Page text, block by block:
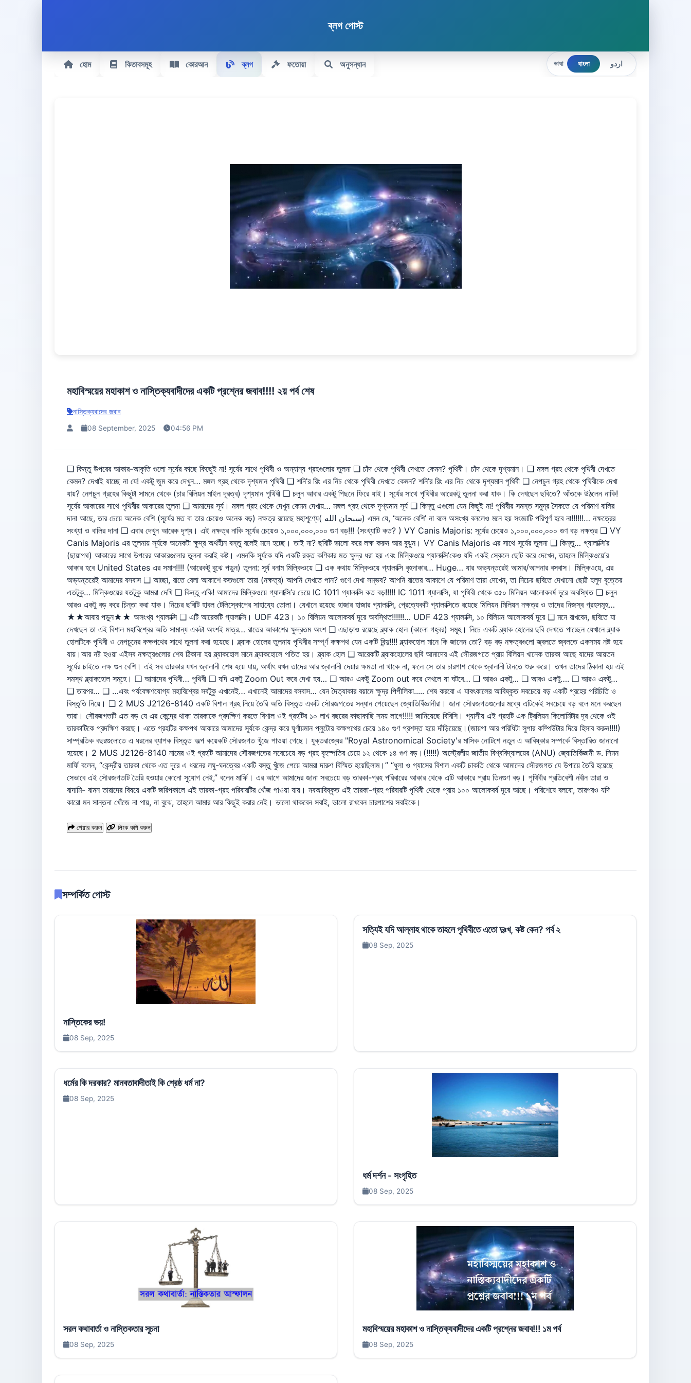
ব্লগ পোস্ট
হোম কিতাবসমূহ কোরআন ব্লগ ফতোয়া অনুসন্ধান ভাষা বাংলা اردو
মহাবিস্ময়ের মহাকাশ ও নাস্তিক্যবাদীদের একটি প্রশ্নের জবাব!!!! ২য় পর্ব শেষ
নাস্তিক্যবাদের জবাব
08 September, 2025 04:56 PM
❑ কিন্তু উপরের আকার-আকৃতি গুলো সূর্যের কাছে কিছুেই না! সূর্যের সাথে পৃথিবী ও অন্যান্য গ্রহগুলোর তুলনা ❑ চাঁদ থেকে পৃথিবী দেখতে কেমন? পৃথিবী। চাঁদ থেকে দৃশ্যমান। ❑ মঙ্গল গ্রহ থেকে পৃথিবী দেখতে
কেমন? দেখাই যাচ্ছে না যে! একটু জুম করে দেখুন… মঙ্গল গ্রহ থেকে দৃশ্যমান পৃথিবী ❑ শনি’র রিং এর নিচ থেকে পৃথিবী দেখতে কেমন? শনি’র রিং এর নিচ থেকে দৃশ্যমান পৃথিবী ❑ নেপচুন গ্রহ থেকে পৃথিবীকে দেখা
যায়? নেপচুন গ্রহের কিছুটা সামনে থেকে (চার বিলিয়ন মাইল দূরত্ব) দৃশ্যমান পৃথিবী ❑ চলুন আবার একটু পিছনে ফিরে যাই। সূর্যের সাথে পৃথিবীর আরেকটু তুলনা করা যাক। কি দেখছেন ছবিতে? আঁতকে উঠলেন নাকি!
সূর্যের আকারের সাথে পৃথিবীর আকারের তুলনা ❑ আমাদের সূর্য। মঙ্গল গ্রহ থেকে দেখুন কেমন দেখায়… মঙ্গল গ্রহ থেকে দৃশ্যমান সূর্য ❑ কিন্তু এগুলো যেন কিছুই না! পৃথিবীর সমস্ত সমুদ্র সৈকতে যে পরিমাণ বালির
দানা আছে, তার চেয়ে অনেক বেশি (সূর্যের মত বা তার চেয়েও অনেক বড়) নক্ষত্র রয়েছে মহাশূণ্যে( سبحان الله) এমন যে, ‘অনেক বেশি’ না বলে অসংখ্য বললেও মনে হয় সংজ্ঞাটি পরিপূর্ণ হবে না!!!!!!… নক্ষত্রের
সংখ্যা ও বালির দানা ❑ এবার দেখুন আরেক দৃশ্য। এই নক্ষত্র নাকি সূর্যের চেয়েও ১,০০০,০০০,০০০ গুণ বড়!!! (সংখ্যাটি কত? ) VY Canis Majoris: সূর্যের চেয়েও ১,০০০,০০০,০০০ গুণ বড় নক্ষত্র ❑ VY
Canis Majoris এর তুলনায় সূর্যকে অনেকটা ক্ষুদ্র অর্থহীন বস্তু বলেই মনে হচ্ছে। তাই না? ছবিটি ভালো করে লক্ষ করুন আর বুঝুন। VY Canis Majoris এর সাথে সূর্যের তুলনা ❑ কিন্তু… গ্যালাক্সি’র
(ছায়াপথ) আকারের সাথে উপরের আকারগুলোর তুলনা করাই কষ্ট। এমনকি সূর্যকে যদি একটি রক্ত কণিকার মত ক্ষুদ্র ধরা হয় এবং মিল্কিওয়ে গ্যালাক্সি’কেও যদি একই স্কেলে ছোট করে দেখেন, তাহলে মিল্কিওয়ে’র
আকার হবে United States এর সমান!!!! (আরেকটু বুঝে পড়ুন) তুলনা: সূর্য বনাম মিল্কিওয়ে ❑ এক কথায় মিল্কিওয়ে গ্যালাক্সি বৃহদাকার… Huge… যার অভ্যন্তরেই আমার/আপনার বসবাস। মিল্কিওয়ে, এর
অভ্যন্তরেই আমাদের বসবাস ❑ আচ্ছা, রাতে বেলা আকাশে কতগুলো তারা (নক্ষত্র) আপনি দেখতে পান? গুণে দেখা সম্ভব? আপনি রাতের আকাশে যে পরিমাণ তারা দেখেন, তা নিচের ছবিতে দেখানো ছোট্ট হলুদ বৃত্তের
এতটুকু… মিল্কিওয়ের যতটুকু আমরা দেখি ❑ কিন্তু একি! আমাদের মিল্কিওয়ে গ্যালাক্সি’র চেয়ে IC 1011 গ্যালাক্সি কত বড়!!!!! IC 1011 গ্যালাক্সি, যা পৃথিবী থেকে ৩৫০ মিলিয়ন আলোকবর্ষ দূরে অবস্থিত ❑ চলুন
আরও একটু বড় করে চিন্তা করা যাক। নিচের ছবিটি হাবল টেলিস্কোপের সাহায্যে তোলা। যেখানে রয়েছে হাজার হাজার গ্যালাক্সি, প্রেত্যেকটি গ্যালাক্সিতে রয়েছে মিলিয়ন মিলিয়ন নক্ষত্র ও তাদের নিজস্ব গ্রহসমূহ…
★★আবার পড়ুন★★ অসংখ্য গ্যালাক্সি ❑ এটি আরেকটি গ্যালাক্সি। UDF 423। ১০ বিলিয়ন আলোকবর্ষ দূরে অবস্থিত!!!!!!… UDF 423 গ্যালাক্সি, ১০ বিলিয়ন আলোকবর্ষ দূরে ❑ মনে রাখবেন, ছবিতে যা
দেখছেন তা এই বিশাল মহাবিশ্বের অতি সামান্য একটা অংশই মাত্র… রাতের আকাশের ক্ষুদ্রতম অংশ ❑ এছাড়াও রয়েছে ব্ল্যাক হোল (কালো গহ্বর) সমূহ। নিচে একটি ব্ল্যাক হোলের ছবি দেখতে পাচ্ছেন যেখানে ব্ল্যাক
হোলটিকে পৃথিবী ও নেপচুনের কক্ষপথের সাথে তুলনা করা হয়েছে। ব্ল্যাক হোলের তুলনায় পৃথিবীর সম্পূর্ণ কক্ষপথ যেন একটি বিন্দু!!!! ব্ল্যাকহোল মানে কি জানেন তো? বড় বড় নক্ষত্রগুলো জ্বলতে জ্বলতে একসময় নষ্ট হয়ে
যায়।আর নষ্ট হওয়া এইসব নক্ষত্রগুলোর শেষ ঠিকানা হয় ব্ল্যাকহোল মানে ব্ল্যাকহোলে পতিত হয়। ব্ল্যাক হোল ❑ আরেকটি ব্ল্যাকহোলের ছবি আমাদের এই সৌরজগতে প্রায় বিলিয়ন খানেক তারকা আছে যাদের আয়তন
সূর্যের চাইতে লক্ষ গুন বেশি। এই সব তারকার যখন জ্বালানী শেষ হয়ে যায়, অর্থাৎ যখন তাদের আর জ্বালানী দেয়ার ক্ষমতা না থাকে না, ফলে সে তার চারপাশ থেকে জ্বালানী টানতে শুরু করে। তখন তাদের ঠিকানা হয় এই
সমস্থ ব্ল্যাকহোল সমূহে। ❑ আমাদের পৃথিবী… পৃথিবী ❑ যদি একটু Zoom Out করে দেখা হয়… ❑ আরও একটু Zoom out করে দেখলে যা ঘটবে… ❑ আরও একটু… ❑ আরও একটু…. ❑ আরও একটু…
❑ তারপর… ❑ …এবং পর্যবেক্ষণযোগ্য মহাবিশ্বের সবটুকু এখানেই… এখানেই আমাদের বসবাস… যেন দৈত্যাকার বয়ামে ক্ষুদ্র পিপীলিকা..... শেষ করবো এ যাবৎকালের আবিষ্কৃত সবচেয়ে বড় একটি গ্রহের পরিচিতি ও
বিস্তৃতি নিয়ে। ❑ 2 MUS J2126-8140 একটি বিশাল গ্রহ নিয়ে তৈরি অতি বিস্তৃত একটি সৌরজগতের সন্ধান পেয়েছেন জ্যোতির্বিজ্ঞানীরা। জানা সৌরজগতগুলোর মধ্যে এটিকেই সবচেয়ে বড় বলে মনে করছেন
তারা। সৌরজগতটি এত বড় যে এর কেন্দ্রে থাকা তারকাকে প্রদক্ষিণ করতে বিশাল ওই গ্রহটির ১০ লাখ বছরের কাছাকাছি সময় লাগে!!!!! জানিয়েছে বিবিসি। গ্যাসীয় এই গ্রহটি এক ট্রিলিয়ন কিলোমিটার দূর থেকে ওই
তারকাটিকে প্রদক্ষিণ করছে। এতে গ্রহটির কক্ষপথ আকারে আমাদের সূর্যকে কেন্দ্র করে ঘূর্ণায়মান প্লুটোর কক্ষপথের চেয়ে ১৪০ গুণ প্রশস্ত হয়ে দাঁড়িয়েছে।(জায়গা আর পরিধিটা সুপার কম্পিউটার দিয়ে হিসাব করুন!!!!)
সাম্প্রতিক বছরগুলোতে এ ধরনের ব্যাপক বিস্তৃত অল্প কয়েকটি সৌরজগত খুঁজে পাওয়া গেছে। যুক্তরাজ্যের "Royal Astronomical Society'র মাসিক নোটিশে নতুন এ আবিষ্কার সম্পর্কে বিস্তারিত জানানো
হয়েছে। 2 MUS J2126-8140 নামের ওই গ্রহটি আমাদের সৌরজগতের সবেচেয়ে বড় গ্রহ বৃহস্পতির চেয়ে ১২ থেকে ১৪ গুণ বড়।(!!!!!) অস্ট্রেলীয় জাতীয় বিশ্ববিদ্যালয়ের (ANU) জ্যোতির্বিজ্ঞানী ড. সিমন
মার্ফি বলেন, “কেন্দ্রীয় তারকা থেকে এত দূরে এ ধরনের লঘু-ঘনত্বের একটি বস্তু খুঁজে পেয়ে আমরা দারুণ বিস্মিত হয়েছিলাম।” “ধুলা ও গ্যাসের বিশাল একটি চাকতি থেকে আমাদের সৌরজগত যে উপায়ে তৈরি হয়েছে
সেভাবে এই সৌরজগতটি তৈরি হওয়ার কোনো সুযোগ নেই,” বলেন মার্ফি। এর আগে আমাদের জানা সবচেয়ে বড় তারকা-গ্রহ পরিবারের আকার থেকে এটি আকারে প্রায় তিনগুণ বড়। পৃথিবীর প্রতিবেশী নবীন তারা ও
বাদামি- বামন তারাদের বিষয়ে একটি জরিপকালে এই তারকা-গ্রহ পরিবারটির খোঁজ পাওয়া যায়। নবআবিষ্কৃত এই তারকা-গ্রহ পরিবারটি পৃথিবী থেকে প্রায় ১০০ আলোকবর্ষ দূরে আছে। পরিশেষে বলবো, তারপরও যদি
কারো মন সান্তনা খোঁজে না পায়, না বুঝে, তাহলে আমার আর কিছুই করার নেই। ভালো থাকবেন সবাই, ভালো রাখবেন চারপাশের সবাইকে।
শেয়ার করুন লিংক কপি করুন
সম্পর্কিত পোস্ট
নাস্তিকের ভয়!
08 Sep, 2025
সত্যিই যদি আল্লাহ থাকে তাহলে পৃথিবীতে এতো দুঃখ, কষ্ট কেন? পর্ব ২
08 Sep, 2025
ধর্মের কি দরকার? মানবতাবাদীতাই কি শ্রেষ্ঠ ধর্ম না?
08 Sep, 2025
ধর্ম দর্শন - সংগৃহিত
08 Sep, 2025
সরল কথাবার্তা ও নাস্তিকতার সূচনা
08 Sep, 2025
মহাবিস্ময়ের মহাকাশ ও নাস্তিক্যবাদীদের একটি প্রশ্নের জবাব!!! ১ম পর্ব
08 Sep, 2025